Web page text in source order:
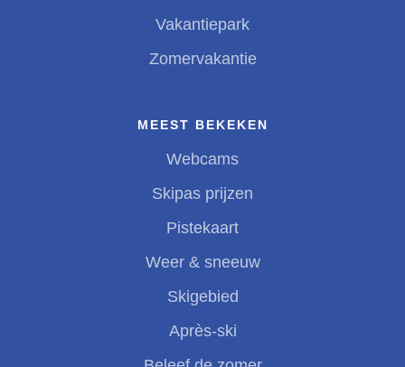
Vakantiepark
Zomervakantie
MEEST BEKEKEN
Webcams
Skipas prijzen
Pistekaart
Weer & sneeuw
Skigebied
Après-ski